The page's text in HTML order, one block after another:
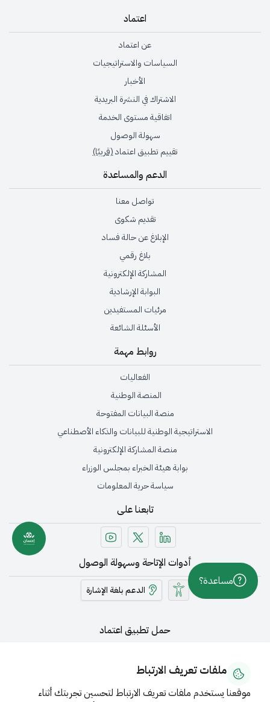
ملفات تعريف الارتباط
موقعنا يستخدم ملفات تعريف الارتباط لتحسين تجربتك أثناء
اعتماد
عن اعتماد
السياسات والاستراتيجيات
الأخبار
الاشتراك في النشرة البريدية
اتفاقية مستوى الخدمة
سهولة الوصول
تقييم تطبيق اعتماد(قريبًا)
الدعم والمساعدة
تواصل معنا
تقديم شكوى
الإبلاغ عن حالة فساد
بلاغ رقمي
المشاركة الإلكترونية
البوابة الإرشادية
مرئيات المستفيدين
الأسئلة الشائعة
روابط مهمة
الفعاليات
المنصة الوطنية
منصة البيانات المفتوحة
الاستراتيجية الوطنية للبيانات والذكاء الأصطناعي
منصة المشاركة الإلكترونية
بوابة هيئة الخبراء بمجلس الوزراء
سياسة حرية المعلومات
تابعنا على
أدوات الإتاحة وسهولة الوصول
الدعم بلغة الإشارة
حمل تطبيق اعتماد
مساعدة؟